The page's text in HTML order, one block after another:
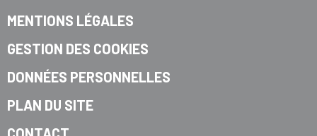
MENTIONS LÉGALES
GESTION DES COOKIES
DONNÉES PERSONNELLES
PLAN DU SITE